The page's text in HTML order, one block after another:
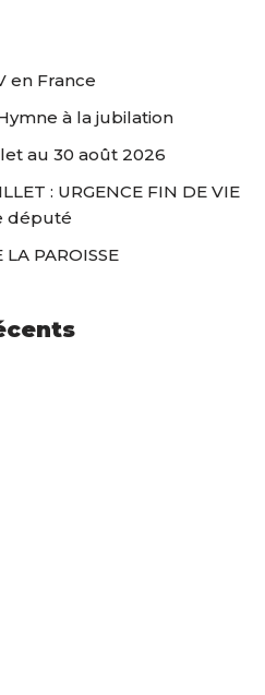
en France
à la jubilation
au 30 août 2026
: URGENCE FIN DE VIE
député
PAROISSE